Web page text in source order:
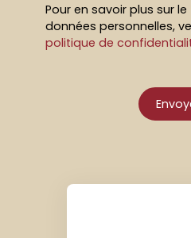
Pour en savoir plus sur
données personnelles,
politique de